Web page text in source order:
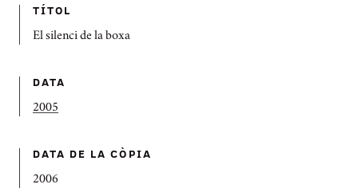
TÍTOL
El silenci de la boxa
DATA
2005
DATA DE LA CÒPIA
2006